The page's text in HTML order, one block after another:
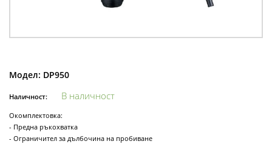
Модел: DP950
Наличност: В наличност
Окомплектовка:
- Предна ръкохватка
- Oграничител за дълбочина на пробиване